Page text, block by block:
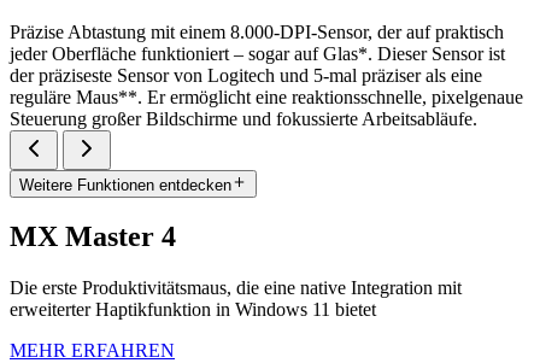
Präzise Abtastung mit einem 8.000-DPI-Sensor, der auf praktisch
jeder Oberfläche funktioniert – sogar auf Glas*. Dieser Sensor ist
der präziseste Sensor von Logitech und 5-mal präziser als eine
reguläre Maus**. Er ermöglicht eine reaktionsschnelle, pixelgenaue
Steuerung großer Bildschirme und fokussierte Arbeitsabläufe.
Weitere Funktionen entdecken
MX Master 4
Die erste Produktivitätsmaus, die eine native Integration mit
erweiterter Haptikfunktion in Windows 11 bietet
MEHR ERFAHREN